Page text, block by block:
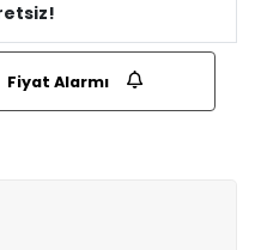
Fiyat Alarmı